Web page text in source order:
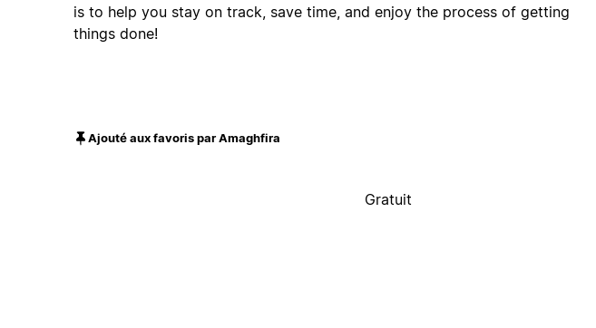
is to help you stay on track, save time, and enjoy the process of getting
things done!
Ajouté aux favoris par Amaghfira
Gratuit